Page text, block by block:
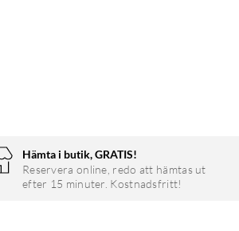
Hämta i butik, GRATIS!
Reservera online, redo att hämtas ut
efter 15 minuter. Kostnadsfritt!